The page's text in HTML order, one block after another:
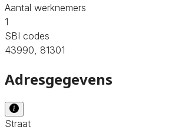
Aantal werknemers
1
SBI codes
43990, 81301
Adresgegevens
Straat